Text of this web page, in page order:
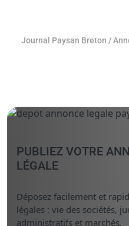
Journal Paysan Breton /
PUBLIEZ VOTRE
LÉGALE
Déposez facilement et
légales : vie des sociétés,
administratifs et marchés.